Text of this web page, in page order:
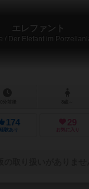
エレファント
/ Der Elefant im
174
経験あり
29
お気に入り